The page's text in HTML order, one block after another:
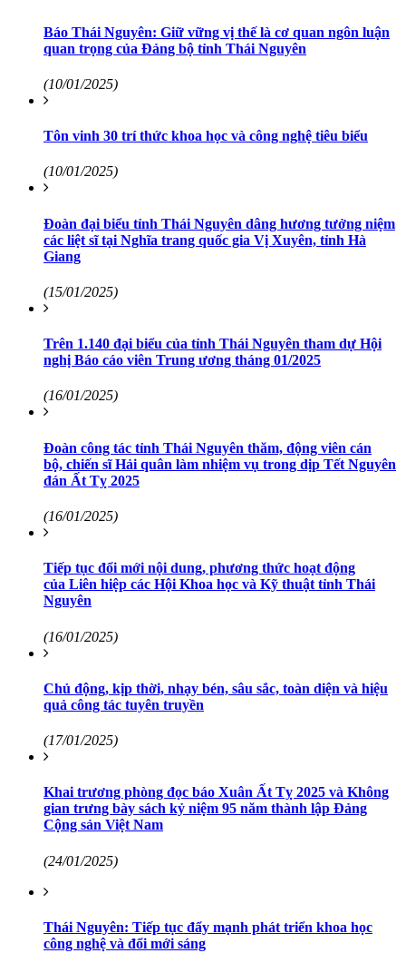
Báo Thái Nguyên: Giữ vững vị thế là cơ quan ngôn luận
quan trọng của Đảng bộ tỉnh Thái Nguyên
(10/01/2025)
Tôn vinh 30 trí thức khoa học và công nghệ tiêu biểu
(10/01/2025)
Đoàn đại biểu tỉnh Thái Nguyên dâng hương tưởng niệm
các liệt sĩ tại Nghĩa trang quốc gia Vị Xuyên, tỉnh Hà
Giang
(15/01/2025)
Trên 1.140 đại biểu của tỉnh Thái Nguyên tham dự Hội
nghị Báo cáo viên Trung ương tháng 01/2025
(16/01/2025)
Đoàn công tác tỉnh Thái Nguyên thăm, động viên cán
bộ, chiến sĩ Hải quân làm nhiệm vụ trong dịp Tết Nguyên
đán Ất Tỵ 2025
(16/01/2025)
Tiếp tục đổi mới nội dung, phương thức hoạt động
của Liên hiệp các Hội Khoa học và Kỹ thuật tỉnh Thái
Nguyên
(16/01/2025)
Chủ động, kịp thời, nhạy bén, sâu sắc, toàn diện và hiệu
quả công tác tuyên truyền
(17/01/2025)
Khai trương phòng đọc báo Xuân Ất Tỵ 2025 và Không
gian trưng bày sách kỷ niệm 95 năm thành lập Đảng
Cộng sản Việt Nam
(24/01/2025)
Thái Nguyên: Tiếp tục đẩy mạnh phát triển khoa học
công nghệ và đổi mới sáng